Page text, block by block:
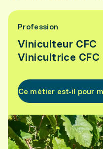
Profession
Viniculteur CFC
Vinicultrice CFC
Ce métier est-il pour